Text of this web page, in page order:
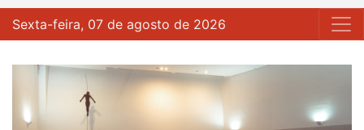
Sexta-feira, 07 de agosto de 2026